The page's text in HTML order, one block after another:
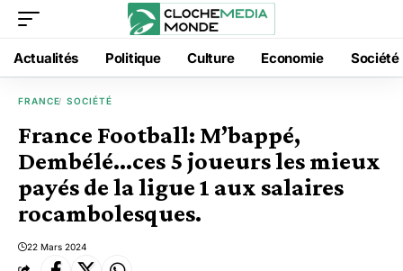
Actualités Politique Culture Economie Société
FRANCE SOCIÉTÉ
France Football: M’bappé,
Dembélé…ces 5 joueurs les mieux
payés de la ligue 1 aux salaires
rocambolesques.
22 Mars 2024